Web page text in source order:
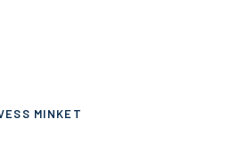
MINKET